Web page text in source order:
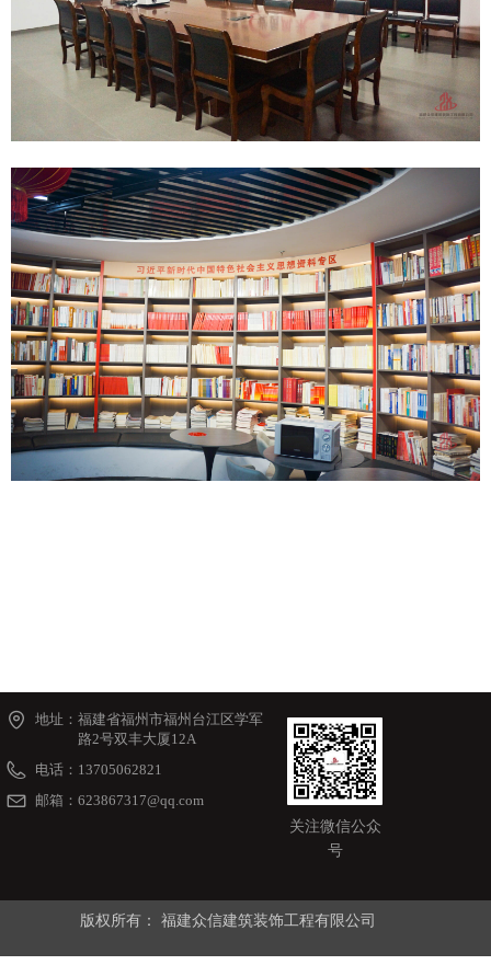
地址： 福建省福州市福州台江区学军
路2号双丰大厦12A
电话： 13705062821
邮箱： 623867317@qq.com
关注微信公众
号
版权所有： 福建众信建筑装饰工程有限公司